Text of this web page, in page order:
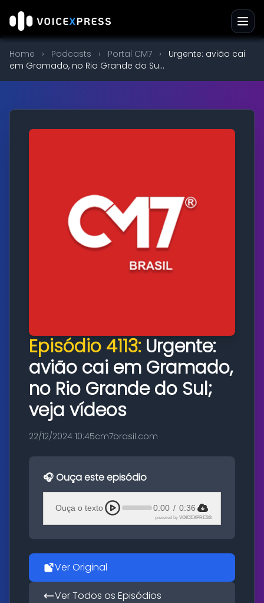
Home › Podcasts › Portal CM7 ›
Urgente: avião cai
em Gramado, no Rio Grande do Su...
Episódio 4113: Urgente:
avião cai em Gramado,
no Rio Grande do Sul;
veja vídeos
22/12/2024 10:45cm7brasil.com
🎧 Ouça este episódio
Ouça o texto 0:00 / 0:36
powered by VOICEXPRESS
Ver Original
Ver Todos os Episódios